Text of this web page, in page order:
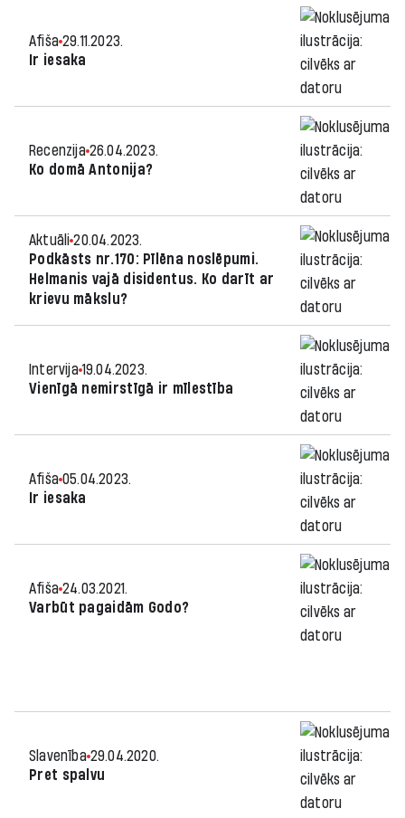
Afiša 29.11.2023.
Ir iesaka
Recenzija 26.04.2023.
Ko domā Antonija?
Aktuāli 20.04.2023.
Podkāsts nr.170: Pīlēna noslēpumi.
Helmanis vajā disidentus. Ko darīt ar
krievu mākslu?
Intervija 19.04.2023.
Vienīgā nemirstīgā ir mīlestība
Afiša 05.04.2023.
Ir iesaka
Afiša 24.03.2021.
Varbūt pagaidām Godo?
Slavenība 29.04.2020.
Pret spalvu